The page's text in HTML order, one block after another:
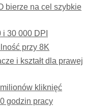
bierze na cel szybkie
i 30 000 DPI
przy 8K
i kształt dla prawej
kliknięć
godzin pracy